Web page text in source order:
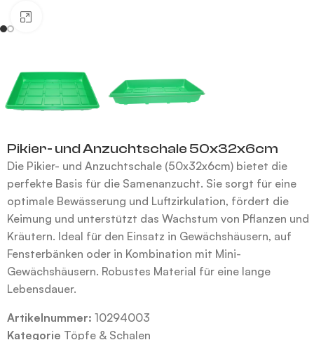
Pikier- und Anzuchtschale 50x32x6cm
Die Pikier- und Anzuchtschale (50x32x6cm) bietet die
perfekte Basis für die Samenanzucht. Sie sorgt für eine
optimale Bewässerung und Luftzirkulation, fördert die
Keimung und unterstützt das Wachstum von Pflanzen und
Kräutern. Ideal für den Einsatz in Gewächshäusern, auf
Fensterbänken oder in Kombination mit Mini-
Gewächshäusern. Robustes Material für eine lange
Lebensdauer.
Artikelnummer: 10294003
Kategorie Töpfe & Schalen